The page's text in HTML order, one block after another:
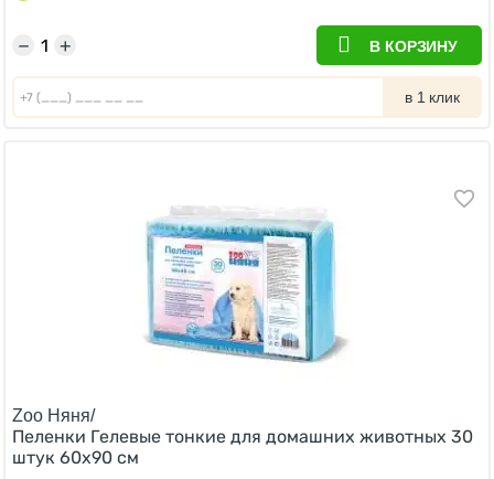
+
− В КОРЗИНУ
в 1 клик
Zoo Няня/
Пеленки Гелевые тонкие для домашних животных 30
штук 60х90 см